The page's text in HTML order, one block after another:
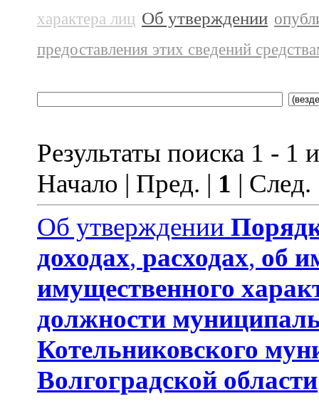
характера лиц Об утверждении
предоставления этих сведений
Результаты поиска 1 - 1
Начало | Пред. | 1 |
Об утверждении
доходах, расходах, об
имущественного
должности
Котельниковского
Волгоградской области